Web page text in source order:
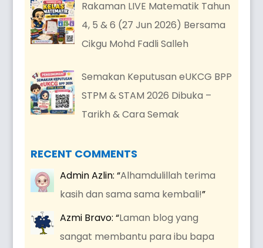
Rakaman LIVE Matematik Tahun
4, 5 & 6 (27 Jun 2026) Bersama
Cikgu Mohd Fadli Salleh
Semakan Keputusan eUKCG BPP
STPM & STAM 2026 Dibuka –
Tarikh & Cara Semak
RECENT COMMENTS
Admin Azlin: “Alhamdulillah terima
kasih dan sama sama kembali!”
Azmi Bravo: “Laman blog yang
sangat membantu para ibu bapa